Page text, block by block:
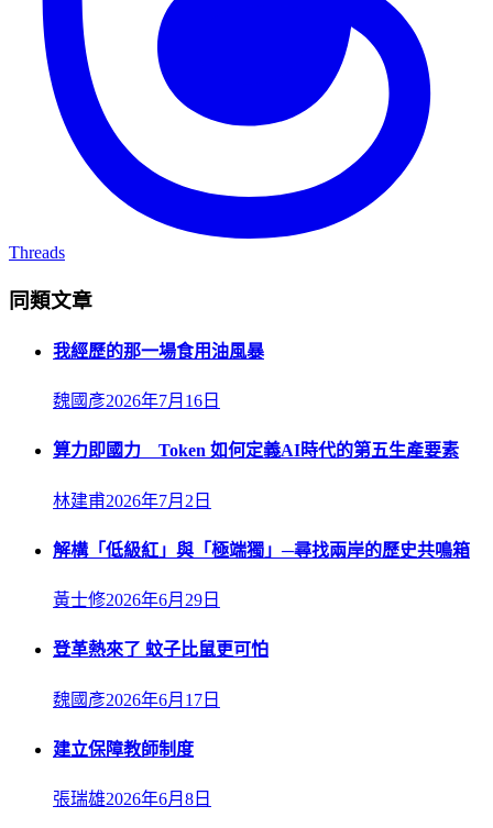
Threads
同類文章
我經歷的那一場食用油風暴
魏國彥2026年7月16日
算力即國力 Token 如何定義AI時代的第五生產要素
林建甫2026年7月2日
解構「低級紅」與「極端獨」─尋找兩岸的歷史共鳴箱
黃士修2026年6月29日
登革熱來了 蚊子比鼠更可怕
魏國彥2026年6月17日
建立保障教師制度
張瑞雄2026年6月8日